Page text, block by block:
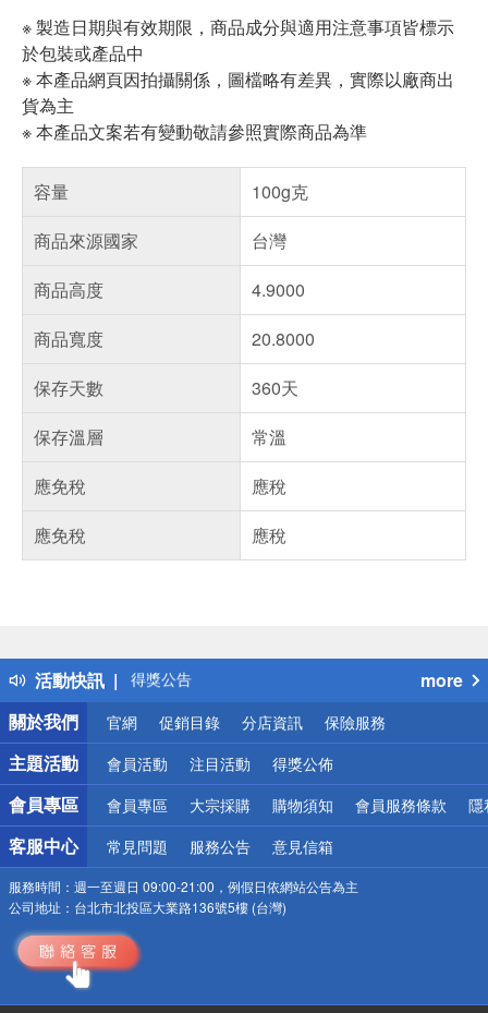
※ 製造日期與有效期限，商品成分與適用注意事項皆標示
於包裝或產品中
※ 本產品網頁因拍攝關係，圖檔略有差異，實際以廠商出
貨為主
※ 本產品文案若有變動敬請參照實際商品為準
容量
100g克
商品來源國家
台灣
商品高度
4.9000
商品寬度
20.8000
保存天數
360天
保存溫層
常溫
應免稅
應稅
應免稅
應稅
活動快訊
得獎公告
熱門話題
銀行優惠
偏遠地區配送
詐騙網頁！請小心！
more
關於我們
官網 促銷目錄 分店資訊 保險服務
主題活動 會員活動 注目活動 得獎公佈
會員專區 會員專區 大宗採購 購物須知 會員服務條款 隱
客服中心 常見問題 服務公告 意見信箱
服務時間： 週一至週日 09:00-21:00，例假日依網站公告為主
公司地址： 台北市北投區大業路136號5樓 (台灣)